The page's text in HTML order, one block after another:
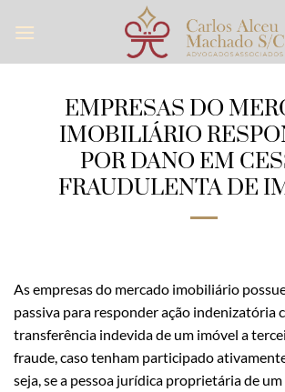
EMPRESAS DO
IMOBILIÁRIO
POR DANO EM
FRAUDULENTA DE
As empresas do mercado imobiliário
passiva para responder ação indenizatória
transferência indevida de um imóvel a
fraude, caso tenham participado
seja, se a pessoa jurídica proprietária de